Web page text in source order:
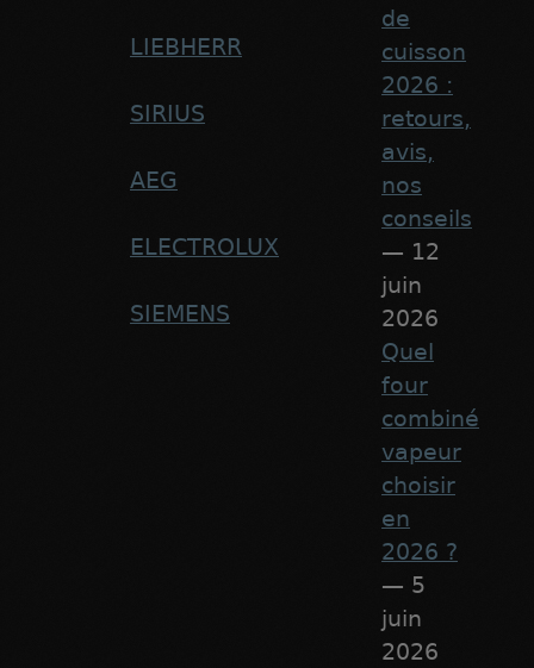
LIEBHERR
SIRIUS
AEG
ELECTROLUX
SIEMENS
de
cuisson
2026 :
retours,
avis,
nos
conseils
— 12
juin
2026
Quel
four
combiné
vapeur
choisir
en
2026 ?
— 5
juin
2026